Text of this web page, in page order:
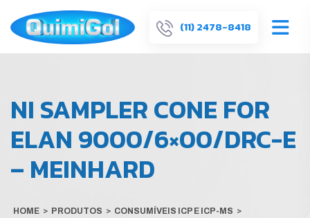
(11) 2478-8418
NI SAMPLER CONE FOR
ELAN 9000/6×00/DRC-E
– MEINHARD
HOME > PRODUTOS > CONSUMÍVEIS ICP E ICP-MS >